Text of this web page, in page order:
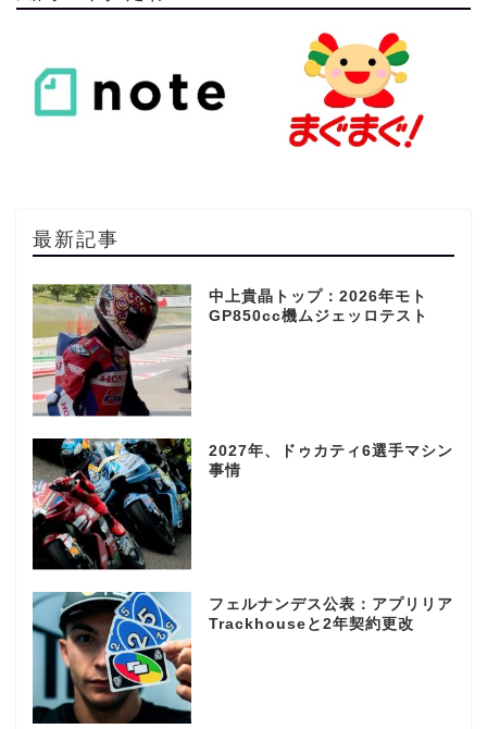
最新記事
中上貴晶トップ：2026年モト
GP850cc機ムジェッロテスト
2027年、ドゥカティ6選手マシン
事情
フェルナンデス公表：アプリリア
Trackhouseと2年契約更改